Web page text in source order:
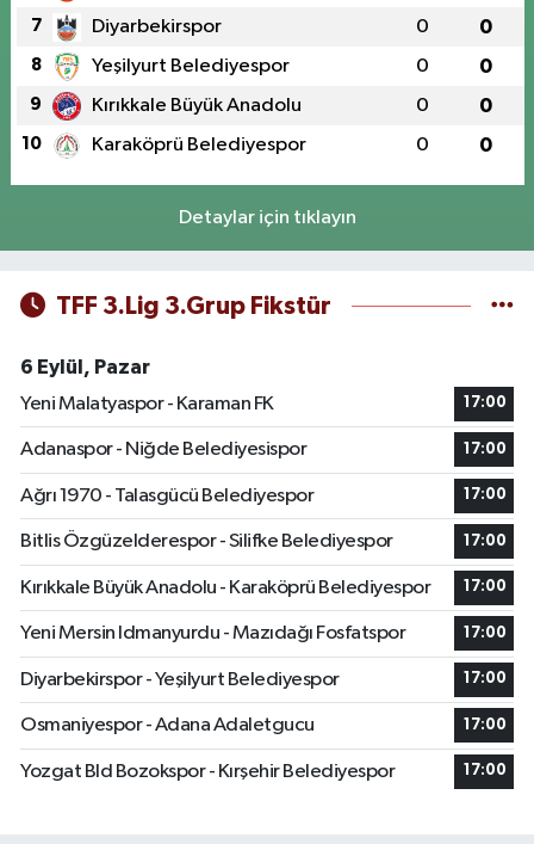
7 Diyarbekirspor 0 0
8 Yeşilyurt Belediyespor 0 0
9 Kırıkkale Büyük Anadolu 0 0
10 Karaköprü Belediyespor 0 0
Detaylar için tıklayın
TFF 3.Lig 3.Grup Fikstür
6 Eylül, Pazar
Yeni Malatyaspor - Karaman FK
17:00
Adanaspor - Niğde Belediyesispor 17:00
Ağrı 1970 - Talasgücü Belediyespor 17:00
Bitlis Özgüzelderespor - Silifke Belediyespor 17:00
Kırıkkale Büyük Anadolu - Karaköprü Belediyespor 17:00
Yeni Mersin Idmanyurdu - Mazıdağı Fosfatspor 17:00
Diyarbekirspor - Yeşilyurt Belediyespor 17:00
Osmaniyespor - Adana Adaletgucu 17:00
Yozgat Bld Bozokspor - Kırşehir Belediyespor 17:00